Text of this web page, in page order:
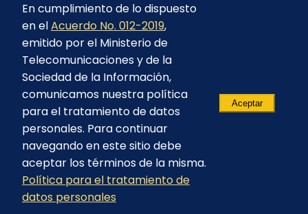
Archivo Histórico de Facturación
Portal Ambiental y Social
Proyecto Geotérmico Chachimbiro
Contratación consultoría mediante “Lista Corta”
Reglamento de Procesos Asociativos
© 2023 - CELEC EP - Todos los derechos
reservados
En cumplimiento de lo dispuesto
en elAcuerdo No. 012-2019,
emitido por el Ministerio de
Telecomunicaciones y de la
Sociedad de la Información,
comunicamos nuestra política
para el tratamiento de datos
personales. Para continuar
navegando en este sitio debe
aceptar los términos de la misma.
Política para el tratamiento de
datos personales
Aceptar